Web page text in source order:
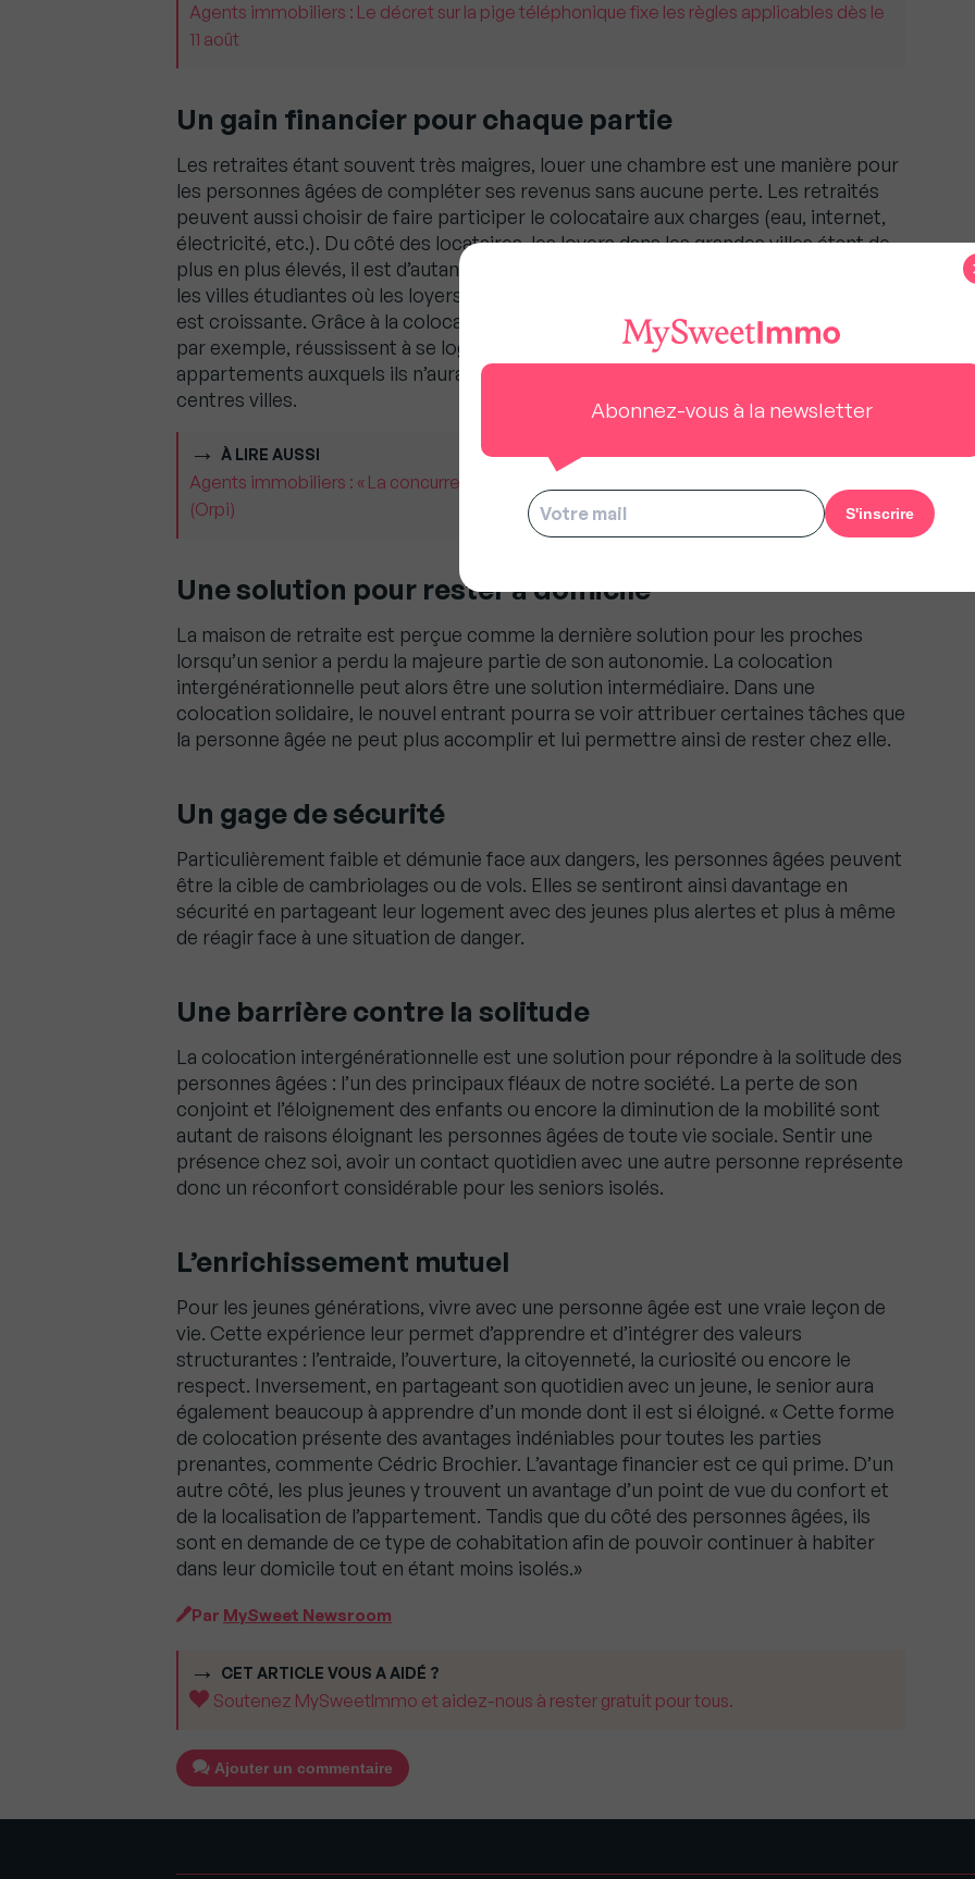
Agents immobiliers : Le décret sur la pige téléphonique fixe les règles applicables dès le
11 août
Un gain financier pour chaque partie
Les retraites étant souvent très maigres, louer une chambre est une manière pour
les personnes âgées de compléter ses revenus sans aucune perte. Les retraités
peuvent aussi choisir de faire participer le colocataire aux charges (eau, internet,
électricité, etc.). Du côté des locataires, les loyers dans les grandes villes étant de
plus en plus élevés, il est d’autant plus difficile de se loger. C’est surtout le cas dans
les villes étudiantes où les loyers grimpent d’années en années et où la demande
est croissante. Grâce à la colocation intergénérationnelle, beaucoup d’étudiants,
par exemple, réussissent à se loger pour des loyers modérés et dans des
appartements auxquels ils n’auraient pas accès autrement, notamment dans les
centres villes.
À LIRE AUSSI
Agents immobiliers : « La concurrence nous oblige à être meilleurs », Guillaume Martinaud
(Orpi)
Une solution pour rester à domicile
La maison de retraite est perçue comme la dernière solution pour les proches
lorsqu’un senior a perdu la majeure partie de son autonomie. La colocation
intergénérationnelle peut alors être une solution intermédiaire. Dans une
colocation solidaire, le nouvel entrant pourra se voir attribuer certaines tâches que
la personne âgée ne peut plus accomplir et lui permettre ainsi de rester chez elle.
Un gage de sécurité
Particulièrement faible et démunie face aux dangers, les personnes âgées peuvent
être la cible de cambriolages ou de vols. Elles se sentiront ainsi davantage en
sécurité en partageant leur logement avec des jeunes plus alertes et plus à même
de réagir face à une situation de danger.
Une barrière contre la solitude
La colocation intergénérationnelle est une solution pour répondre à la solitude des
personnes âgées : l’un des principaux fléaux de notre société. La perte de son
conjoint et l’éloignement des enfants ou encore la diminution de la mobilité sont
autant de raisons éloignant les personnes âgées de toute vie sociale. Sentir une
présence chez soi, avoir un contact quotidien avec une autre personne représente
donc un réconfort considérable pour les seniors isolés.
L’enrichissement mutuel
Pour les jeunes générations, vivre avec une personne âgée est une vraie leçon de
vie. Cette expérience leur permet d’apprendre et d’intégrer des valeurs
structurantes : l’entraide, l’ouverture, la citoyenneté, la curiosité ou encore le
respect. Inversement, en partageant son quotidien avec un jeune, le senior aura
également beaucoup à apprendre d’un monde dont il est si éloigné. « Cette forme
de colocation présente des avantages indéniables pour toutes les parties
prenantes, commente Cédric Brochier. L’avantage financier est ce qui prime. D’un
autre côté, les plus jeunes y trouvent un avantage d’un point de vue du confort et
de la localisation de l’appartement. Tandis que du côté des personnes âgées, ils
sont en demande de ce type de cohabitation afin de pouvoir continuer à habiter
dans leur domicile tout en étant moins isolés.»
Par MySweet Newsroom
CET ARTICLE VOUS A AIDÉ ?
Soutenez MySweetImmo et aidez-nous à rester gratuit pour tous.
Ajouter un commentaire
Abonnez-vous à la newsletter